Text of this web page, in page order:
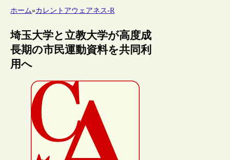
ホーム»カレントアウェアネス-R
埼玉大学と立教大学が高度成
長期の市民運動資料を共同利
用へ